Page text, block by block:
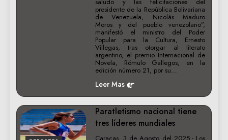
presidente de la República Bolivariana
de Venezuela, Nicolás Maduro
Moros y del pueblo venezolano”,
manifestó el ministro del Poder
Popular para la Cultura, Ernesto
Villegas, tras otorgar al literato
argentino, el premio Internacional de
Novela, Rómulo Gallegos, en la
edición número 21, por su…
Leer Mas
Paratletismo nacional tiene
tres líderes mundiales